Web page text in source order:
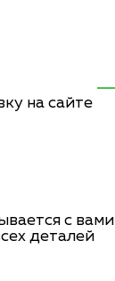
на сайте
с вами
деталей